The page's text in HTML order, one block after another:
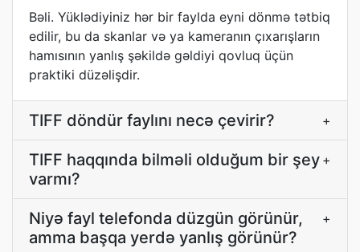
Bəli. Yüklədiyiniz hər bir faylda eyni dönmə tətbiq
edilir, bu da skanlar və ya kameranın çıxarışların
hamısının yanlış şəkildə gəldiyi qovluq üçün
praktiki düzəlişdir.
TIFF döndür faylını necə çevirir? +
TIFF haqqında bilməli olduğum bir şey
varmı?
+
Niyə fayl telefonda düzgün görünür,
amma başqa yerdə yanlış görünür?
+